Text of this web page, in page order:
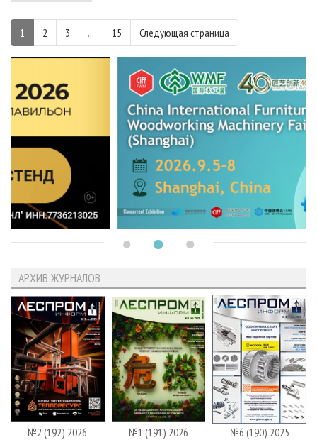
1 2 3 ... 15 Следующая страница
АРХИВ ЖУРНАЛОВ
№2 (192) 2026 №1 (191) 2026 №6 (190) 2025